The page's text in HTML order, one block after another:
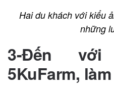
Hai du khách với kiểu
những
3-Đến
5KuFarm,